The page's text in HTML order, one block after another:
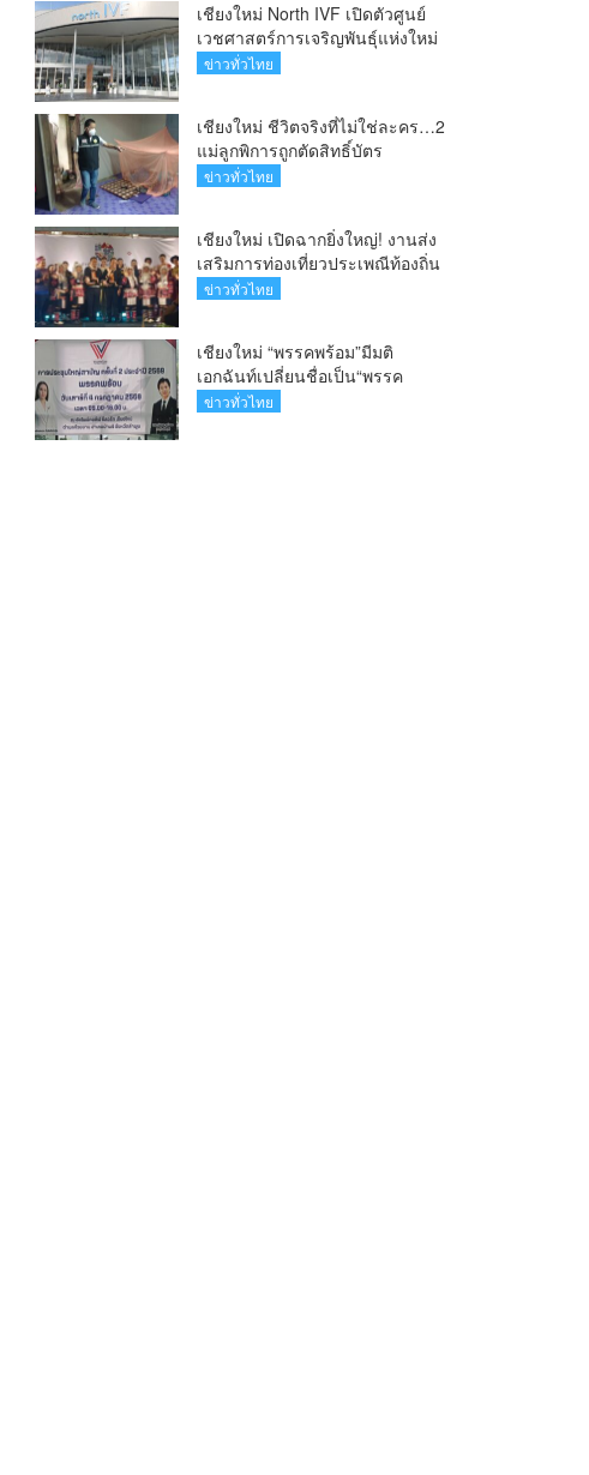
เชียงใหม่ North IVF เปิดตัวศูนย์
เวชศาสตร์การเจริญพันธุ์แห่งใหม่
ยกระดับเชียงใหม่สู่ ศูนย์กลางการ
ข่าวทั่วไทย
เชียงใหม่ ชีวิตจริงที่ไม่ใช่ละคร…2
แม่ลูกพิการถูกตัดสิทธิ์บัตร
สวัสดิการฯ วอนรัฐทบทวนเกณฑ์
ข่าวทั่วไทย
เชียงใหม่ เปิดฉากยิ่งใหญ่! งานส่ง
เสริมการท่องเที่ยวประเพณีท้องถิ่น
วิถีชาติพันธุ์ล้านนา(คลิป)
ข่าวทั่วไทย
เชียงใหม่ “พรรคพร้อม”มีมติ
เอกฉันท์เปลี่ยนชื่อเป็น“พรรค
ศรัทธา”ดึง“มาร์ค พิตบูล”นำทัพ
ข่าวทั่วไทย